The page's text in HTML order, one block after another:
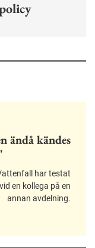
ändå kändes
har testat
en kollega på en
annan avdelning.